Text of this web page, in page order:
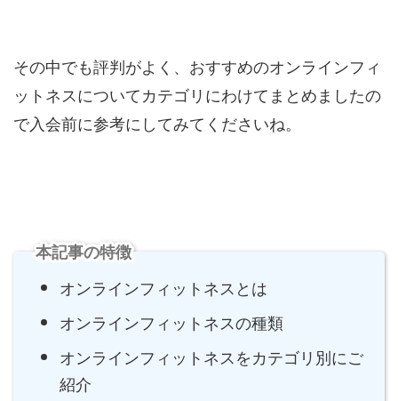
その中でも評判がよく、おすすめのオンラインフィ
ットネスについてカテゴリにわけてまとめましたの
で入会前に参考にしてみてくださいね。
本記事の特徴
オンラインフィットネスとは
オンラインフィットネスの種類
オンラインフィットネスをカテゴリ別にご
紹介